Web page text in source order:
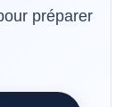
préparer